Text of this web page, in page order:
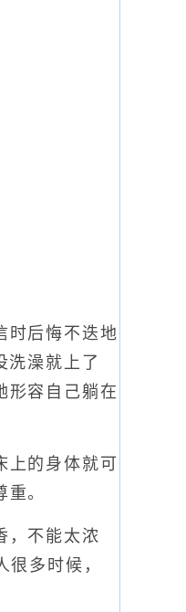
时后悔不迭地
洗澡就上了
形容自己躺在
的身体就可
。
，不能太浓
多时候，